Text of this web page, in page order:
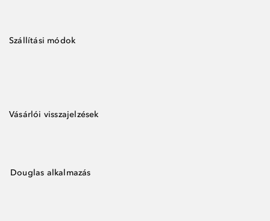
Szállítási módok
Vásárlói visszajelzések
Douglas alkalmazás